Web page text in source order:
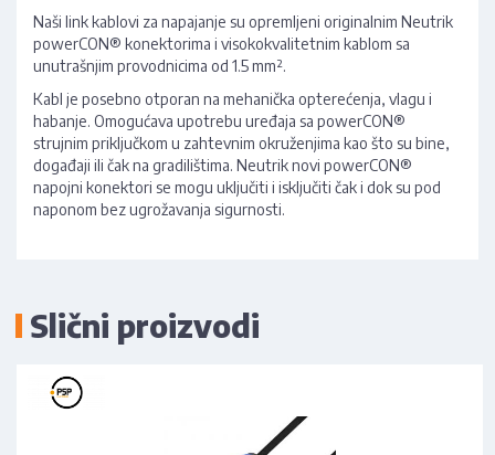
Naši link kablovi za napajanje su opremljeni originalnim Neutrik
powerCON® konektorima i visokokvalitetnim kablom sa
unutrašnjim provodnicima od 1.5 mm².
Kabl je posebno otporan na mehanička opterećenja, vlagu i
habanje. Omogućava upotrebu uređaja sa powerCON®
strujnim priključkom u zahtevnim okruženjima kao što su bine,
događaji ili čak na gradilištima. Neutrik novi powerCON®
napojni konektori se mogu uključiti i isključiti čak i dok su pod
naponom bez ugrožavanja sigurnosti.
Slični proizvodi